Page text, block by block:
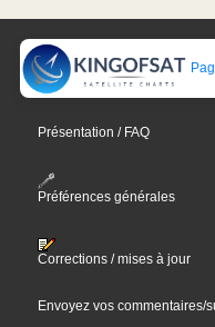
Présentation / FAQ
Préférences générales
Corrections / mises à jour
Envoyez vos commentaires/